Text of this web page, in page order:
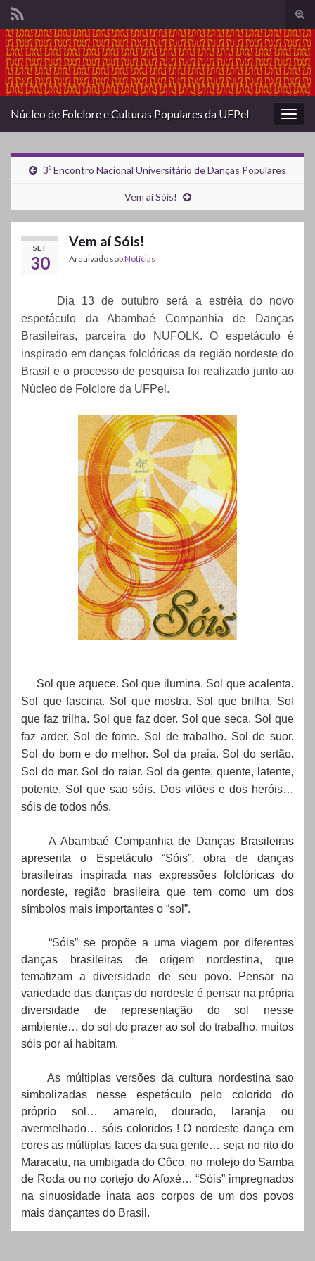
de
Search for:
Núcleo de Folclore e Culturas Populares da UFPel
3º Encontro Nacional Universitário de Danças Populares
Vem aí Sóis!
SET
30
Vem aí Sóis!
Arquivado sobNotícias
Dia 13 de outubro será a estréia do novo
espetáculo da Abambaé Companhia de Danças
Brasileiras, parceira do NUFOLK. O espetáculo é
inspirado em danças folclóricas da região nordeste do
Brasil e o processo de pesquisa foi realizado junto ao
Núcleo de Folclore da UFPel.
Sol que aquece. Sol que ilumina. Sol queacalenta.
Sol que fascina. Sol que mostra. Sol quebrilha. Sol
que faztrilha. Sol que faz doer. Sol que seca. Sol que
faz arder. Sol de fome. Sol de trabalho. Sol de suor.
Sol do bom e do melhor. Sol da praia. Sol do sertão.
Sol do mar. Sol do raiar. Sol da gente, quente, latente,
potente. Sol que sao sóis. Dos vilões e dos heróis…
sóis de todos nós.
A Abambaé Companhia de Danças Brasileiras
apresenta o Espetáculo “Sóis”, obra de danças
brasileiras inspirada nas expressões folclóricas do
nordeste, região brasileira que tem como um dos
símbolos mais importantes o “sol”.
“Sóis” se propõe a uma viagem por diferentes
danças brasileiras de origem nordestina, que
tematizam a diversidade de seu povo. Pensar na
variedade das danças do nordeste é pensar na própria
diversidade de representação do sol nesse
ambiente… do sol do prazer ao sol do trabalho, muitos
sóis por aí habitam.
As múltiplas versões da cultura nordestina sao
simbolizadas nesse espetáculo pelo colorido do
próprio sol… amarelo, dourado, laranja ou
avermelhado… sóis coloridos ! O nordeste dança em
cores as múltiplas faces da sua gente… seja no rito do
Maracatu, na umbigada do Côco, no molejo do Samba
de Roda ou no cortejo do Afoxé… “Sóis” impregnados
na sinuosidade inata aos corpos de um dos povos
mais dançantes do Brasil.